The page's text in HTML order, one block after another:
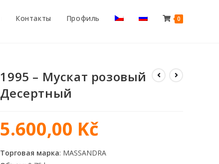
Контакты Профиль 0
1995 – Мускат розовый
Десертный
5.600,00 Kč
Торговая марка: MASSANDRA